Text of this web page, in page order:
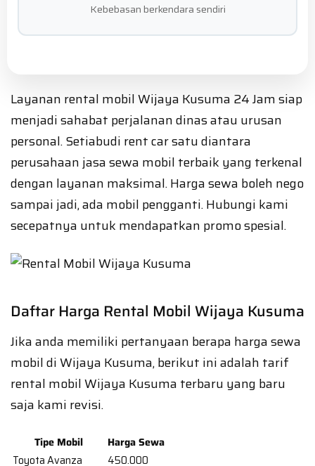
Kebebasan berkendara sendiri
Layanan rental mobil Wijaya Kusuma 24 Jam siap
menjadi sahabat perjalanan dinas atau urusan
personal. Setiabudi rent car satu diantara
perusahaan jasa sewa mobil terbaik yang terkenal
dengan layanan maksimal. Harga sewa boleh nego
sampai jadi, ada mobil pengganti. Hubungi kami
secepatnya untuk mendapatkan promo spesial.
Daftar Harga Rental Mobil Wijaya Kusuma
Jika anda memiliki pertanyaan berapa harga sewa
mobil di Wijaya Kusuma, berikut ini adalah tarif
rental mobil Wijaya Kusuma terbaru yang baru
saja kami revisi.
Tipe Mobil
Harga Sewa
Toyota Avanza
450.000